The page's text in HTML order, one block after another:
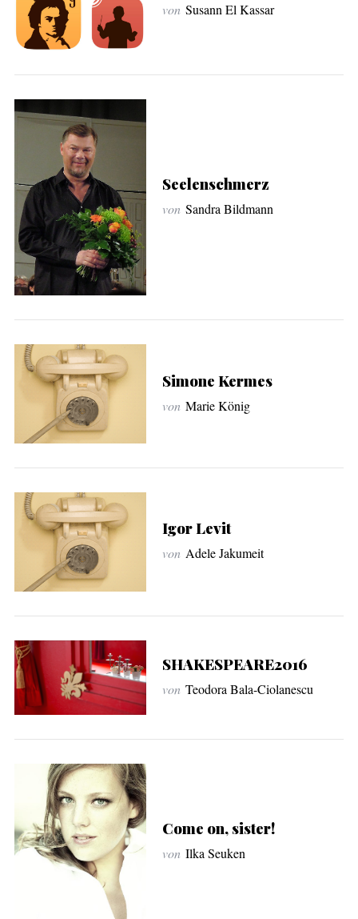
von Susann El Kassar
Seelenschmerz
von Sandra Bildmann
Simone Kermes
von Marie König
Igor Levit
von Adele Jakumeit
SHAKESPEARE2016
von Teodora Bala-Ciolanescu
Come on, sister!
von Ilka Seuken